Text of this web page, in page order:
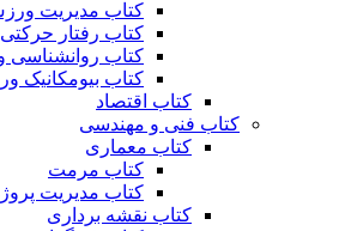
کتاب مدیریت
کتاب رفتار حرکتی
کتاب
کتاب بیومکانیک
کتاب اقتصاد
کتاب فنی و مهندسی
کتاب معماری
کتاب مرمت
کتاب مدیریت
کتاب نقشه برداری